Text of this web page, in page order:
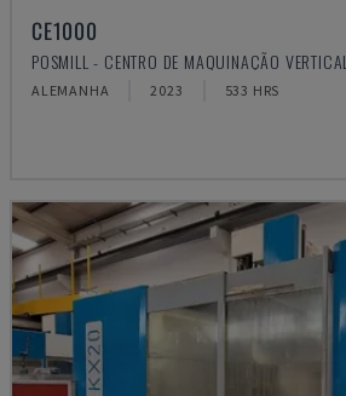
CE1000
POSMILL - CENTRO DE MAQUINAÇÃO VERTICAL
ALEMANHA 2023 533 HRS